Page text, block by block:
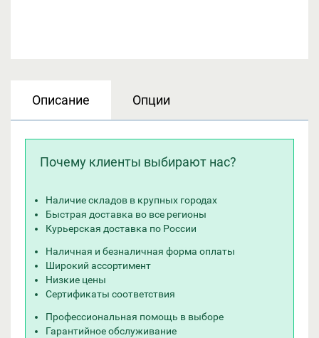
Описание Опции
Почему клиенты выбирают нас?
Наличие складов в крупных городах
Быстрая доставка во все регионы
Курьерская доставка по России
Наличная и безналичная форма оплаты
Широкий ассортимент
Низкие цены
Сертификаты соответствия
Профессиональная помощь в выборе
Гарантийное обслуживание